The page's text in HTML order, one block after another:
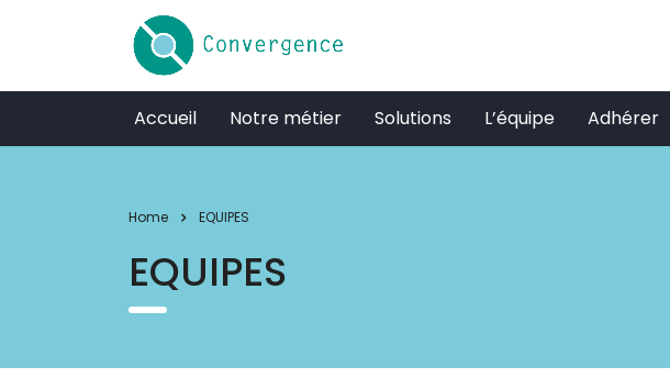
Accueil Notre métier Solutions L’équipe Adhérer
Home EQUIPES
EQUIPES